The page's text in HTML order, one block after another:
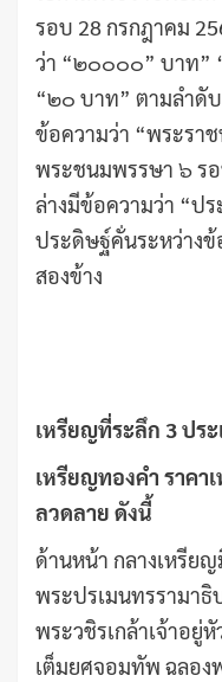
รอบ 28 กรกฎาคม
ว่า “๒๐๐๐๐” บาท”
“๒๐ บาท” ตามลำดั
ข้อความว่า “พระรา
พระชนมพรรษา ๖ ร
ล่างมีข้อความว่า “ป
ประดิษฐ์คั่นระหว่างข้
สองข้าง
เหรียญที่ระลึก 3 ปร
เหรียญทองคำ ราคา
ลวดลาย ดังนี้
ด้านหน้า กลางเหรีย
พระปรเมนทรรามา
พระวชิรเกล้าเจ้าอยู่
เต็มยศจอมทัพ ฉลอง